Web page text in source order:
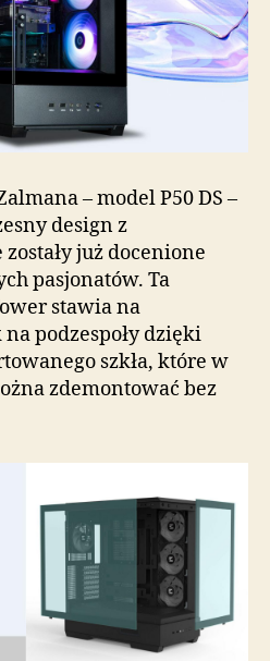
– model P50 DS –
design z
już docenione
pasjonatów. Ta
stawia na
podzespoły dzięki
szkła, które w
zdemontować bez